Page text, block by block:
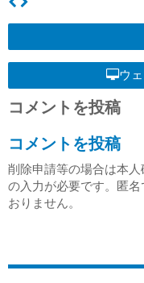
ウ
コメントを投稿
コメントを投稿
削除申請等の場合は本
の入力が必要です。匿
おりません。